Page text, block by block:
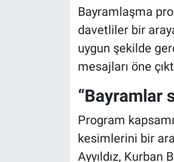
Bayramlaşma
davetliler bir
uygun şekilde
mesajları öne
“Bayramlar
Program
kesimlerini bir
Ayyıldız, Kurban
Nöbetçi Eczaneler